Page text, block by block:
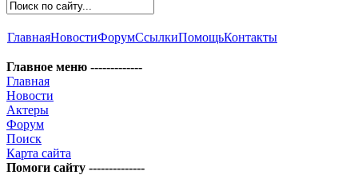
ГлавнаяНовостиФорумСсылкиПомощьКонтакты
Главное меню -------------
Главная
Новости
Актеры
Форум
Поиск
Карта сайта
Помоги сайту --------------